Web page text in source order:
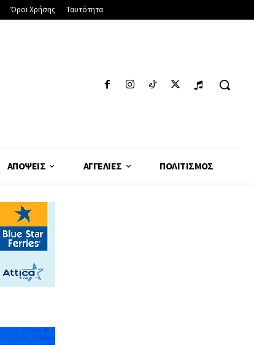
Όροι Χρήσης Ταυτότητα
ΑΠΌΨΕΙΣ ΑΓΓΕΛΊΕΣ ΠΟΛΙΤΙΣΜΌΣ